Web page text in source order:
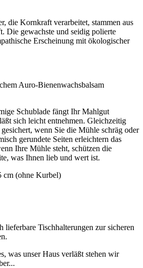
die Kornkraft verarbeitet, stammen aus
Die gewachste und seidig polierte
Erscheinung mit ökologischer
Auro-Bienenwachsbalsam
Schublade fängt Ihr Mahlgut
sich leicht entnehmen. Gleichzeitig
wenn Sie die Mühle schräg oder
gerundete Seiten erleichtern das
Ihre Mühle steht, schützen die
was Ihnen lieb und wert ist.
cm (ohne Kurbel)
lieferbare Tischhalterungen zur sicheren
was unser Haus verläßt stehen wir